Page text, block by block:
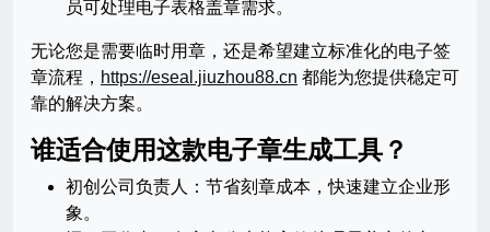
员可处理电子表格盖章需求。
无论您是需要临时用章，还是希望建立标准化的电子签
章流程， https://eseal.jiuzhou88.cn 都能为您提供稳定可
靠的解决方案。
谁适合使用这款电子章生成工具？
初创公司负责人：节省刻章成本，快速建立企业形
象。